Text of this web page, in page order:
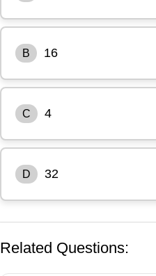
B 16
C 4
D 32
Related Questions: